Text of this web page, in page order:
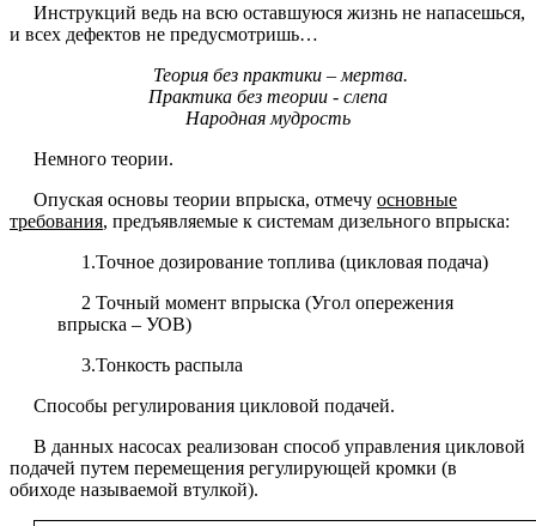
Инструкций ведь на всю оставшуюся жизнь не напасешься,
и всех дефектов не предусмотришь…
Теория без практики – мертва.
Практика без теории - слепа
Народная мудрость
Немного теории.
Опуская основы теории впрыска, отмечу основные
требования, предъявляемые к системам дизельного впрыска:
1.Точное дозирование топлива (цикловая подача)
2 Точный момент впрыска (Угол опережения
впрыска – УОВ)
3.Тонкость распыла
Способы регулирования цикловой подачей.
В данных насосах реализован способ управления цикловой
подачей путем перемещения регулирующей кромки (в
обиходе называемой втулкой).